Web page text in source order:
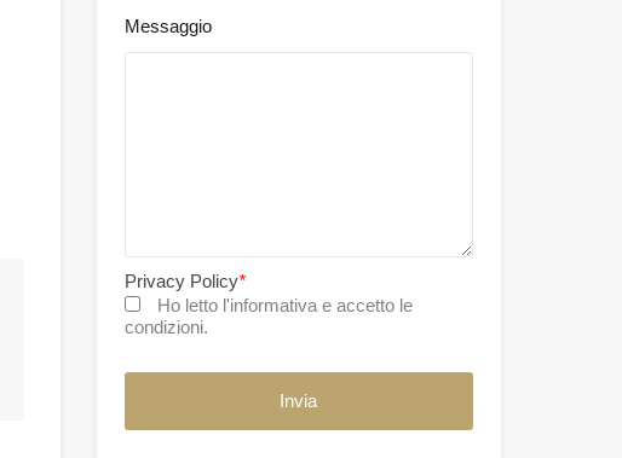
Messaggio
Privacy Policy*
Ho letto l'informativa e accetto le
condizioni.